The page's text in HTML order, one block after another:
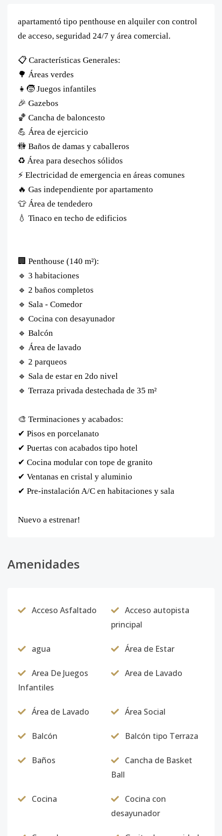
apartamentó tipo penthouse en alquiler con control
de acceso, seguridad 24/7 y área comercial.
📋 Características Generales:
🌳 Áreas verdes
👧🧒 Juegos infantiles
🎉 Gazebos
🏀 Cancha de baloncesto
💪 Área de ejercicio
🚻 Baños de damas y caballeros
♻️ Área para desechos sólidos
⚡ Electricidad de emergencia en áreas comunes
🔥 Gas independiente por apartamento
👕 Área de tendedero
💧 Tinaco en techo de edificios
🏢 Penthouse (140 m²):
🔹 3 habitaciones
🔹 2 baños completos
🔹 Sala - Comedor
🔹 Cocina con desayunador
🔹 Balcón
🔹 Área de lavado
🔹 2 parqueos
🔹 Sala de estar en 2do nivel
🔹 Terraza privada destechada de 35 m²
🎨 Terminaciones y acabados:
✔ Pisos en porcelanato
✔ Puertas con acabados tipo hotel
✔ Cocina modular con tope de granito
✔ Ventanas en cristal y aluminio
✔ Pre-instalación A/C en habitaciones y sala
Nuevo a estrenar!
Amenidades
Acceso Asfaltado
Acceso autopista
principal
agua Área de Estar
Area De Juegos
Infantiles
Area de Lavado
Área de Lavado Área Social
Balcón Balcón tipo Terraza
Baños
Cancha de Basket
Ball
Cocina
Cocina con
desayunador